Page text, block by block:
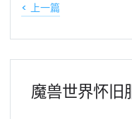
< 上一篇
魔兽世界怀旧